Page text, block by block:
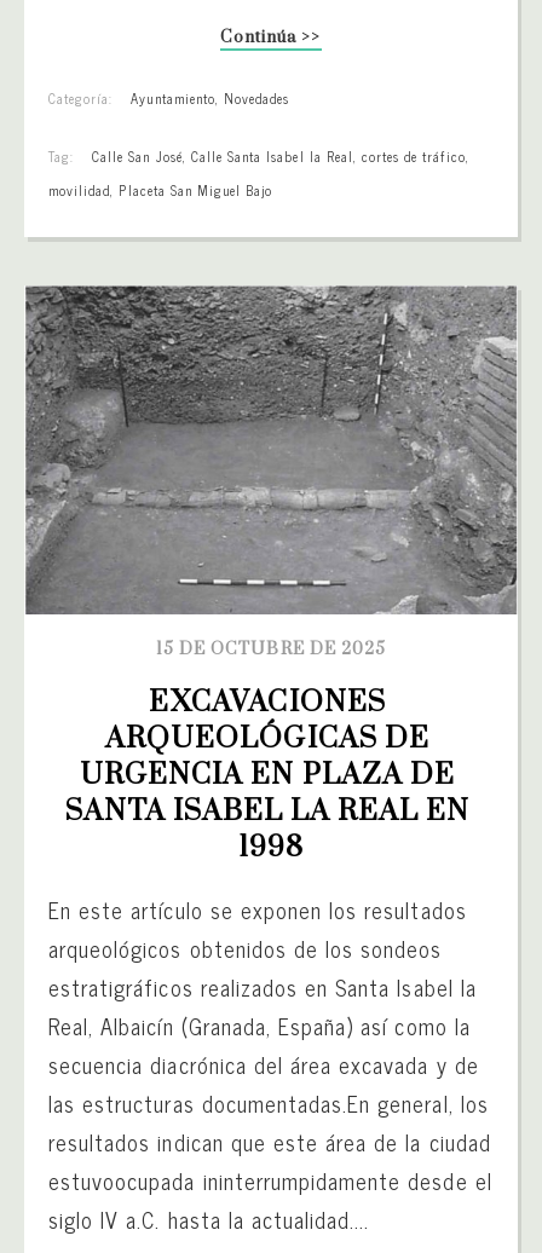
Continúa >>
Categoría: Ayuntamiento, Novedades
Tag: Calle San José, Calle Santa Isabel la Real, cortes de tráfico,
movilidad, Placeta San Miguel Bajo
15 DE OCTUBRE DE 2025
EXCAVACIONES
ARQUEOLÓGICAS DE
URGENCIA EN PLAZA DE
SANTA ISABEL LA REAL EN
1998
En este artículo se exponen los resultados
arqueológicos obtenidos de los sondeos
estratigráficos realizados en Santa Isabel la
Real, Albaicín (Granada, España) así como la
secuencia diacrónica del área excavada y de
las estructuras documentadas.En general, los
resultados indican que este área de la ciudad
estuvoocupada ininterrumpidamente desde el
siglo IV a.C. hasta la actualidad....